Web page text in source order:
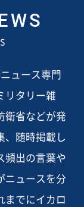
ュース専門
リタリー雑
衛省などが発
、随時掲載し
頻出の言葉や
ニュースを分
までにイカロ